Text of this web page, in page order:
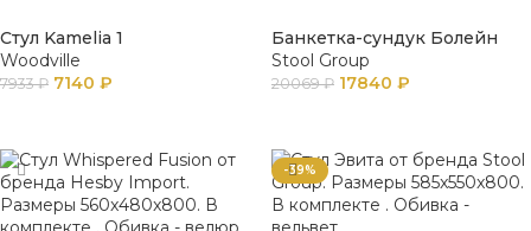
Стул Kamelia 1
Woodville
7933₽ 7140 ₽
Банкетка-сундук Болейн
Stool Group
20069₽ 17840 ₽
-39%